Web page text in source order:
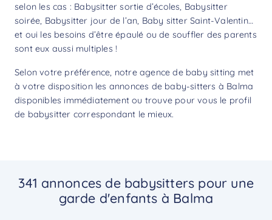
selon les cas : Babysitter sortie d’écoles, Babysitter
soirée, Babysitter jour de l’an, Baby sitter Saint-Valentin…
et oui les besoins d’être épaulé ou de souffler des parents
sont eux aussi multiples !
Selon votre préférence, notre agence de baby sitting met
à votre disposition les annonces de baby-sitters à Balma
disponibles immédiatement ou trouve pour vous le profil
de babysitter correspondant le mieux.
341 annonces de babysitters pour une
garde d'enfants à Balma